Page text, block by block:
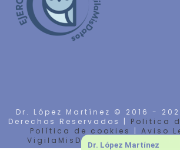
Dr. López Martínez © 2016 -
Derechos Reservados | Politica
Política de cookies
| Aviso
VigilaMisDatos | Diseño
Dr. López Martínez